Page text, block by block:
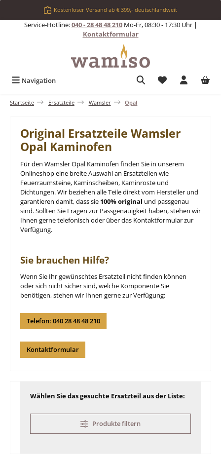
Zum Hauptinhalt springenKostenloser Versand ab € 399,- deutschlandweit
Service-Hotline:040 - 28 48 48 210Mo-Fr, 08:30 - 17:30 Uhr |
Kontaktformular
Navigation Du hast 0
Startseite Ersatzteile Wamsler Opal
Original Ersatzteile Wamsler
Opal Kaminofen
Für den Wamsler Opal Kaminofen finden Sie in unserem
Onlineshop eine breite Auswahl an Ersatzteilen wie
Feuerraumsteine, Kaminscheiben, Kaminroste und
Dichtungen. Wir beziehen alle Teile direkt vom Hersteller und
garantieren damit, dass sie 100% original und passgenau
sind. Sollten Sie Fragen zur Passgenauigkeit haben, stehen wir
Ihnen gerne telefonisch oder über das Kontaktformular zur
Verfügung.
Sie brauchen Hilfe?
Wenn Sie Ihr gewünschtes Ersatzteil nicht finden können
oder sich nicht sicher sind, welche Komponente Sie
benötigen, stehen wir Ihnen gerne zur Verfügung:
Telefon: 040 28 48 48 210
Kontaktformular
Wählen Sie das gesuchte Ersatzteil aus der Liste:
Produkte filtern